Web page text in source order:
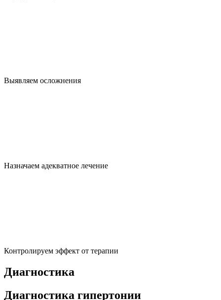
Выявляем осложнения
Назначаем адекватное лечение
Контролируем эффект от терапии
Диагностика
Диагностика гипертонии